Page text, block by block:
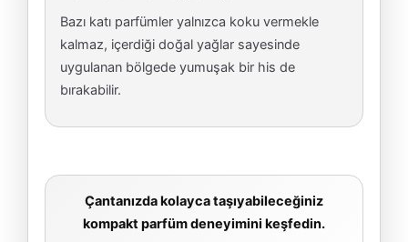
Bazı katı parfümler yalnızca koku vermekle
kalmaz, içerdiği doğal yağlar sayesinde
uygulanan bölgede yumuşak bir his de
bırakabilir.
Çantanızda kolayca taşıyabileceğiniz
kompakt parfüm deneyimini keşfedin.